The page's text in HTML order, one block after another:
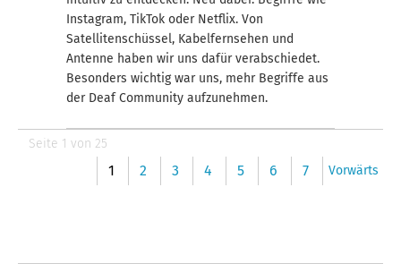
Instagram, TikTok oder Netflix. Von
Satellitenschüssel, Kabelfernsehen und
Antenne haben wir uns dafür verabschiedet.
Besonders wichtig war uns, mehr Begriffe aus
der Deaf Community aufzunehmen.
1 2 3 4 5 6 7 Vorwärts
Seite 1 von 25